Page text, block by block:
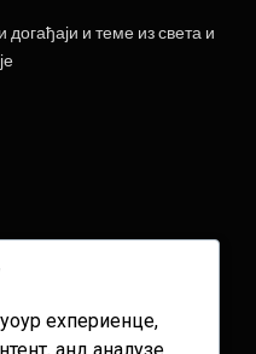
и теме из света и
еxпериенце,
анд аналyзе